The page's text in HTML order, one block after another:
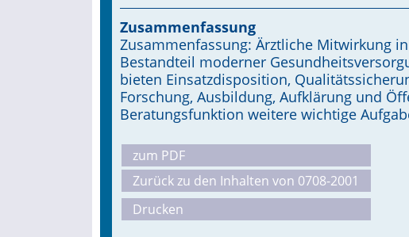
Zusammenfassung
Zusammenfassung: Ärztliche Mitwirkung
Bestandteil moderner
bieten Einsatzdisposition,
Forschung, Ausbildung, Aufklärung und
Beratungsfunktion weitere wichtige
zum PDF
Zurück zu den Inhalten von 0708-2001
Drucken